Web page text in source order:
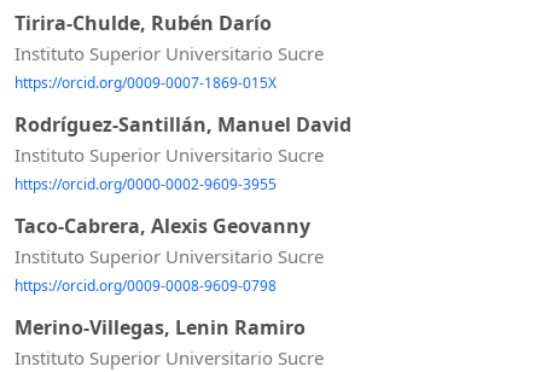
Tirira-Chulde, Rubén Darío
Instituto Superior Universitario Sucre
https://orcid.org/0009-0007-1869-015X
Rodríguez-Santillán, Manuel David
Instituto Superior Universitario Sucre
https://orcid.org/0000-0002-9609-3955
Taco-Cabrera, Alexis Geovanny
Instituto Superior Universitario Sucre
https://orcid.org/0009-0008-9609-0798
Merino-Villegas, Lenin Ramiro
Instituto Superior Universitario Sucre